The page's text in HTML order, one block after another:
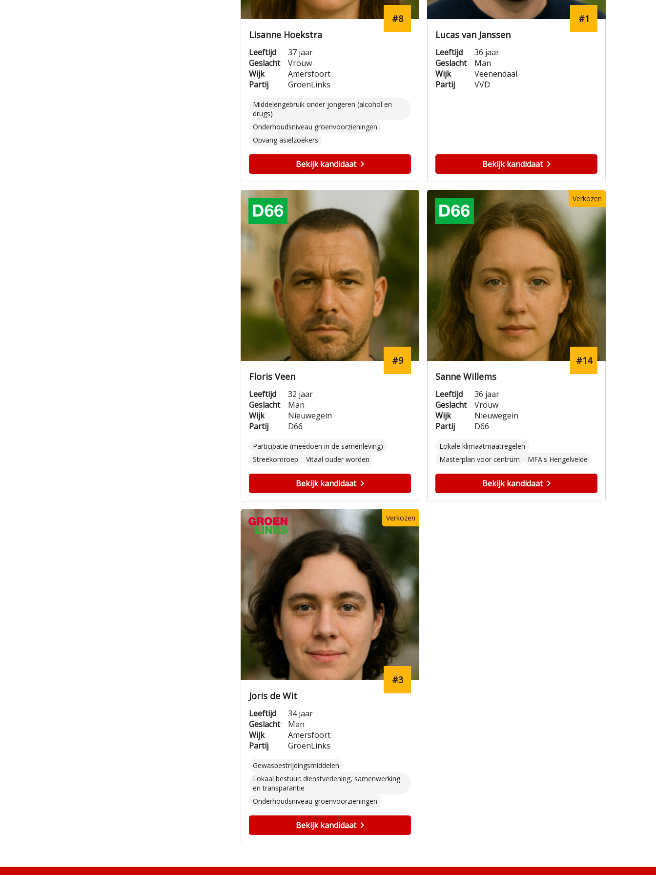
Lisanne Hoekstra
#8
Leeftijd
37 jaar
Geslacht
Vrouw
Wijk
Amersfoort
Partij
GroenLinks
Middelengebruik onder jongeren (alcohol en
drugs)
Onderhoudsniveau groenvoorzieningen
Opvang asielzoekers
Bekijk kandidaat
Lucas van Janssen
#1
Leeftijd
36 jaar
Geslacht
Man
Wijk
Veenendaal
Partij
VVD
Bekijk kandidaat
Floris Veen
#9
Leeftijd
32 jaar
Geslacht
Man
Wijk
Nieuwegein
Partij
D66
Participatie (meedoen in de samenleving)
Streekomroep
Vitaal ouder worden
Bekijk kandidaat
Verkozen
Sanne Willems
#14
Leeftijd
36 jaar
Geslacht
Vrouw
Wijk
Nieuwegein
Partij
D66
Lokale klimaatmaatregelen
Masterplan voor centrum
MFA's Hengelvelde
Bekijk kandidaat
Verkozen
Joris de Wit
#3
Leeftijd
34 jaar
Geslacht
Man
Wijk
Amersfoort
Partij
GroenLinks
Gewasbestrijdingsmiddelen
Lokaal bestuur: dienstverlening, samenwerking
en transparantie
Onderhoudsniveau groenvoorzieningen
Bekijk kandidaat